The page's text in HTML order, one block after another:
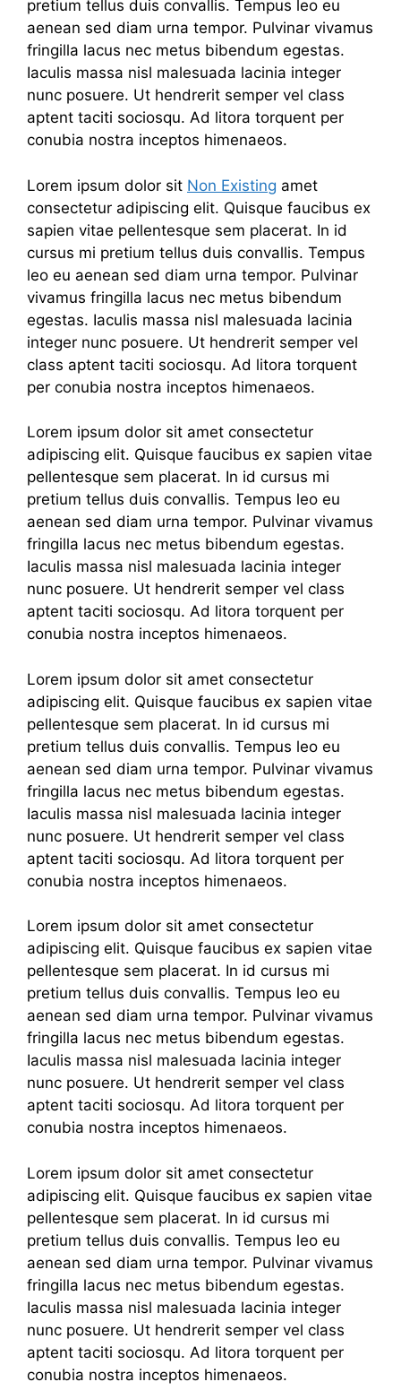
pretium tellus duis convallis. Tempus leo eu
aenean sed diam urna tempor. Pulvinar vivamus
fringilla lacus nec metus bibendum egestas.
Iaculis massa nisl malesuada lacinia integer
nunc posuere. Ut hendrerit semper vel class
aptent taciti sociosqu. Ad litora torquent per
conubia nostra inceptos himenaeos.
Lorem ipsum dolor sit Non Existing amet
consectetur adipiscing elit. Quisque faucibus ex
sapien vitae pellentesque sem placerat. In id
cursus mi pretium tellus duis convallis. Tempus
leo eu aenean sed diam urna tempor. Pulvinar
vivamus fringilla lacus nec metus bibendum
egestas. Iaculis massa nisl malesuada lacinia
integer nunc posuere. Ut hendrerit semper vel
class aptent taciti sociosqu. Ad litora torquent
per conubia nostra inceptos himenaeos.
Lorem ipsum dolor sit amet consectetur
adipiscing elit. Quisque faucibus ex sapien vitae
pellentesque sem placerat. In id cursus mi
pretium tellus duis convallis. Tempus leo eu
aenean sed diam urna tempor. Pulvinar vivamus
fringilla lacus nec metus bibendum egestas.
Iaculis massa nisl malesuada lacinia integer
nunc posuere. Ut hendrerit semper vel class
aptent taciti sociosqu. Ad litora torquent per
conubia nostra inceptos himenaeos.
Lorem ipsum dolor sit amet consectetur
adipiscing elit. Quisque faucibus ex sapien vitae
pellentesque sem placerat. In id cursus mi
pretium tellus duis convallis. Tempus leo eu
aenean sed diam urna tempor. Pulvinar vivamus
fringilla lacus nec metus bibendum egestas.
Iaculis massa nisl malesuada lacinia integer
nunc posuere. Ut hendrerit semper vel class
aptent taciti sociosqu. Ad litora torquent per
conubia nostra inceptos himenaeos.
Lorem ipsum dolor sit amet consectetur
adipiscing elit. Quisque faucibus ex sapien vitae
pellentesque sem placerat. In id cursus mi
pretium tellus duis convallis. Tempus leo eu
aenean sed diam urna tempor. Pulvinar vivamus
fringilla lacus nec metus bibendum egestas.
Iaculis massa nisl malesuada lacinia integer
nunc posuere. Ut hendrerit semper vel class
aptent taciti sociosqu. Ad litora torquent per
conubia nostra inceptos himenaeos.
Lorem ipsum dolor sit amet consectetur
adipiscing elit. Quisque faucibus ex sapien vitae
pellentesque sem placerat. In id cursus mi
pretium tellus duis convallis. Tempus leo eu
aenean sed diam urna tempor. Pulvinar vivamus
fringilla lacus nec metus bibendum egestas.
Iaculis massa nisl malesuada lacinia integer
nunc posuere. Ut hendrerit semper vel class
aptent taciti sociosqu. Ad litora torquent per
conubia nostra inceptos himenaeos.